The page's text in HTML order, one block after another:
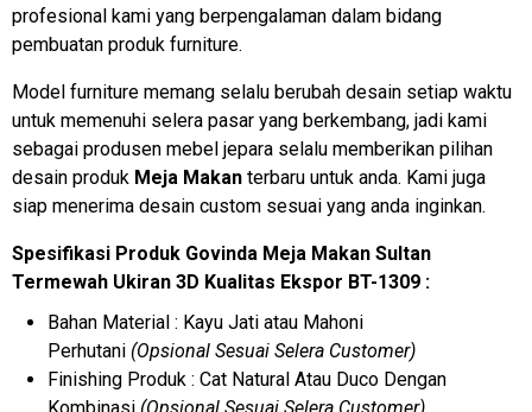
profesional kami yang berpengalaman dalam bidang
pembuatan produk furniture.
Model furniture memang selalu berubah desain setiap waktu
untuk memenuhi selera pasar yang berkembang, jadi kami
sebagai produsen mebel jepara selalu memberikan pilihan
desain produk Meja Makan terbaru untuk anda. Kami juga
siap menerima desain custom sesuai yang anda inginkan.
Spesifikasi Produk Govinda Meja Makan Sultan
Termewah Ukiran 3D Kualitas Ekspor BT-1309 :
Bahan Material : Kayu Jati atau Mahoni
Perhutani (Opsional Sesuai Selera Customer)
Finishing Produk : Cat Natural Atau Duco Dengan
Kombinasi (Opsional Sesuai Selera Customer)